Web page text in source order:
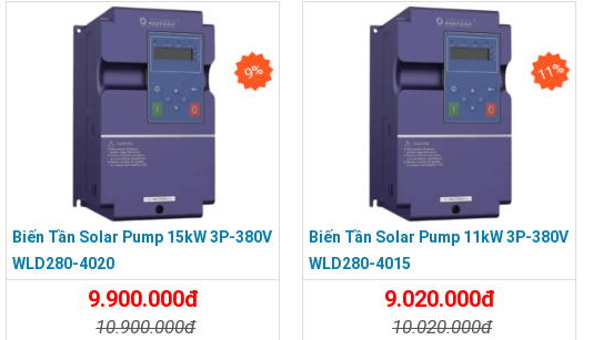
9%
Biến Tần Solar Pump 15kW 3P-380V
WLD280-4020
9.900.000đ
10.900.000đ
11%
Biến Tần Solar Pump 11kW 3P-380V
WLD280-4015
9.020.000đ
10.020.000đ